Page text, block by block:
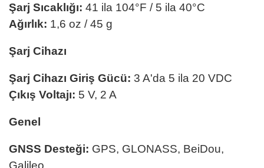
Şarj Sıcaklığı: 41 ila 104°F / 5 ila 40°C
Ağırlık: 1,6 oz / 45 g
Şarj Cihazı
Şarj Cihazı Giriş Gücü: 3 A'da 5 ila 20 VDC
Çıkış Voltajı: 5 V, 2 A
Genel
GNSS Desteği: GPS, GLONASS, BeiDou,
Galileo